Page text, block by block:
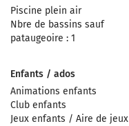
Piscine plein air
Nbre de bassins sauf
pataugeoire : 1
Enfants / ados
Animations enfants
Club enfants
Jeux enfants / Aire de jeux